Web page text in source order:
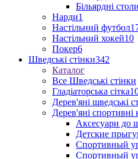
Більярдні
Нарди1
Настільний футбол
Настільний хокей10
Покер6
Шведські стінки342
Каталог
Все Шведські стінки
Гладіаторська сітка
Дерев'яні шведські
Дерев'яні спортивні
Аксесуари до
Детские
Спортивный
Спортивный